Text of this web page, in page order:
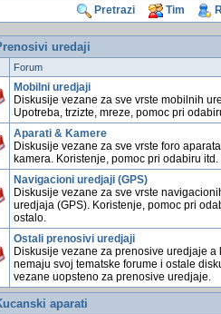
Pretrazi Tim
uredaji
Forum
Mobilni uredjaji
Diskusije vezane za sve vrste mobilnih
Upotreba, trzizte, mreze, pomoc pri
Aparati & Kamere
Diskusije vezane za sve vrste foro
kamera. Koristenje, pomoc pri odabiru itd.
Navigacioni uredjaji (GPS)
Diskusije vezane za sve vrste
uredjaja (GPS). Koristenje, pomoc pri
ostalo.
Ostali prenosivi uredjaji
Diskusije vezane za prenosive uredjaje a
nemaju svoj tematske forume i ostale
vezane uopsteno za prenosive uredjaje.
aparati